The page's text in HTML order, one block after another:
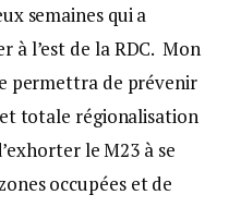
semaines qui a
à l’est de la RDC. Mon
permettra de prévenir
totale régionalisation
le M23 à se
occupées et de